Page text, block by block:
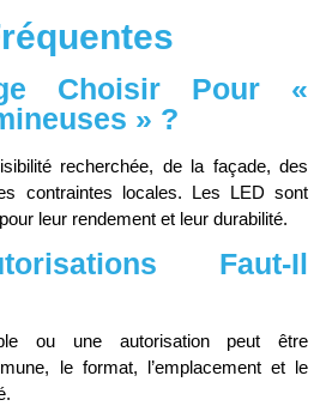
Choisir Pour «
» ?
recherchée, de la façade, des
contraintes locales. Les LED sont
leur rendement et leur durabilité.
Faut-Il
ou une autorisation peut être
le format, l’emplacement et le